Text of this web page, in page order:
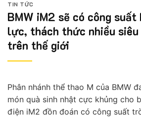
TIN TỨC
BMW iM2 sẽ có công suất
lực, thách thức nhiều
trên thế giới
Phân nhánh thể thao M của BMW
món quà sinh nhật cực khủng cho
điện iM2 đồn đoán có công suất